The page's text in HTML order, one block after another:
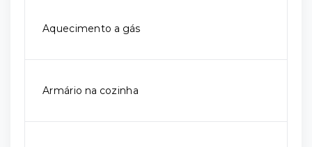
Aquecimento a gás
Armário na cozinha